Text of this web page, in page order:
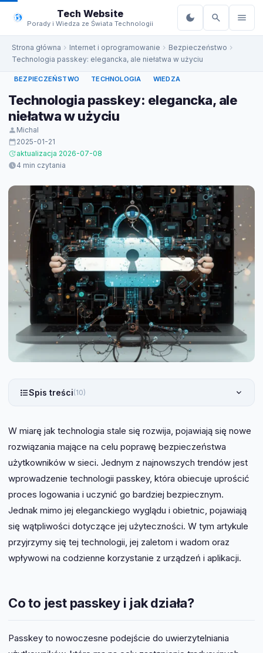
do
treści
Tech Website
Porady i Wiedza ze Świata Technologii
Strona główna Internet i oprogramowanie
Bezpieczeństwo
Technologia passkey: elegancka, ale niełatwa w użyciu
BEZPIECZEŃSTWO TECHNOLOGIA WIEDZA
Technologia passkey: elegancka, ale
niełatwa w użyciu
Michal
2025-01-21
aktualizacja 2026-07-08
4 min czytania
Spis treści(10)
W miarę jak technologia stale się rozwija, pojawiają się nowe
rozwiązania mające na celu poprawę bezpieczeństwa
użytkowników w sieci. Jednym z najnowszych trendów jest
wprowadzenie technologii passkey, która obiecuje uprościć
proces logowania i uczynić go bardziej bezpiecznym.
Jednak mimo jej eleganckiego wyglądu i obietnic, pojawiają
się wątpliwości dotyczące jej użyteczności. W tym artykule
przyjrzymy się tej technologii, jej zaletom i wadom oraz
wpływowi na codzienne korzystanie z urządzeń i aplikacji.
Co to jest passkey i jak działa?
Passkey to nowoczesne podejście do uwierzytelniania